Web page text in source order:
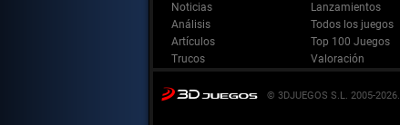
Noticias
Análisis
Artículos
Trucos
Lanzamientos
Todos los juegos
Top 100 Juegos
Valoración
© 3DJUEGOS S.L. 2005-2026.